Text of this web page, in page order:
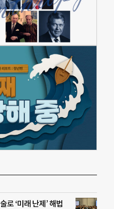
로 ‘미래 난제’ 해법